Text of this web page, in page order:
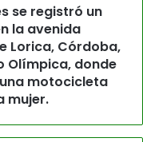
se registró un
la avenida
Lorica, Córdoba,
Olímpica, donde
motocicleta
mujer.